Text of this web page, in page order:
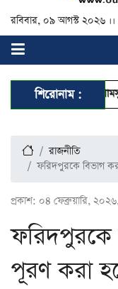
রবিবার, ০৯ আগস্ট ২০২৬
শিরোনাম :
ডাক মুফতি শামসুল
রাজনীতি
ফরিদপুরকে বিভাগ
প্রকাশ: ০৪ ফেব্রুয়ারি,
ফরিদপুরকে
পূরণ করা